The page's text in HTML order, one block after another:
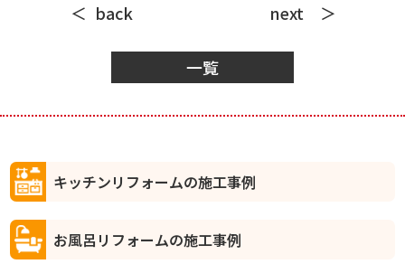
back
一覧
next
キッチンリフォームの施工事例
お風呂リフォームの施工事例